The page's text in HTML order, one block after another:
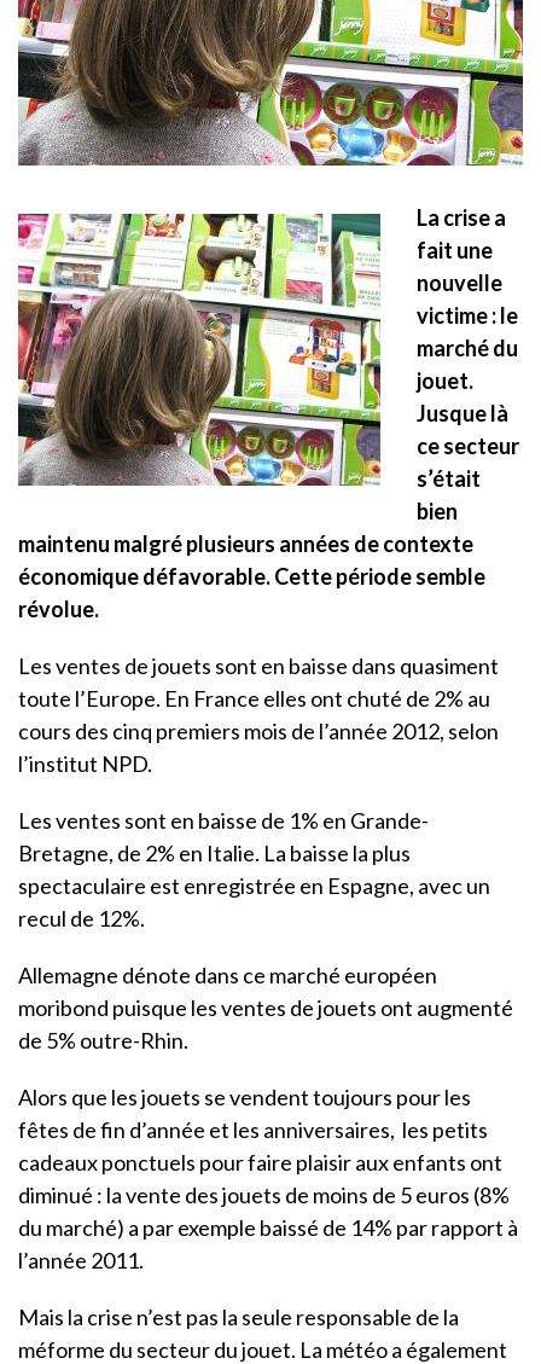
La crise a
fait une
nouvelle
victime : le
marché du
jouet.
Jusque là
ce secteur
s’était
bien
maintenu malgré plusieurs années de contexte
économique défavorable. Cette période semble
révolue.
Les ventes de jouets sont en baisse dans quasiment
toute l’Europe. En France elles ont chuté de 2% au
cours des cinq premiers mois de l’année 2012, selon
l’institut NPD.
Les ventes sont en baisse de 1% en Grande-
Bretagne, de 2% en Italie. La baisse la plus
spectaculaire est enregistrée en Espagne, avec un
recul de 12%.
Allemagne dénote dans ce marché européen
moribond puisque les ventes de jouets ont augmenté
de 5% outre-Rhin.
Alors que les jouets se vendent toujours pour les
fêtes de fin d’année et les anniversaires, les petits
cadeaux ponctuels pour faire plaisir aux enfants ont
diminué : la vente des jouets de moins de 5 euros (8%
du marché) a par exemple baissé de 14% par rapport à
l’année 2011.
Mais la crise n’est pas la seule responsable de la
méforme du secteur du jouet. La météo a également